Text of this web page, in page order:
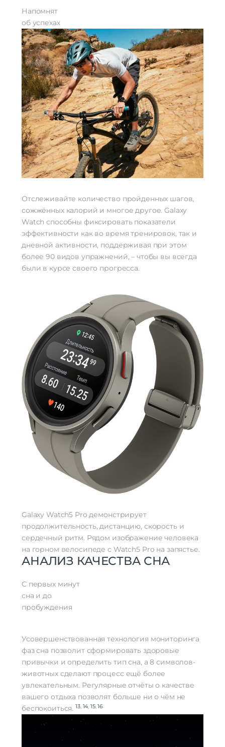
Напомнят
об успехах
Отслеживайте количество пройденных шагов,
сожжённых калорий и многое другое. Galaxy
Watch способны фиксировать показатели
эффективности как во время тренировок, так и
дневной активности, поддерживая при этом
более 90 видов упражнений, – чтобы вы всегда
были в курсе своего прогресса.
Galaxy Watch5 Pro демонстрирует
продолжительность, дистанцию, скорость и
сердечный ритм. Рядом изображение человека
на горном велосипеде с Watch5 Pro на запястье.
АНАЛИЗ КАЧЕСТВА СНА
С первых минут
сна и до
пробуждения
Усовершенствованная технология мониторинга
фаз сна позволит сформировать здоровые
привычки и определить тип сна, а 8 символов-
животных сделают процесс ещё более
увлекательным. Регулярные отчёты о качестве
вашего отдыха позволят больше ни о чём не
беспокоиться. 13, 14, 15,16